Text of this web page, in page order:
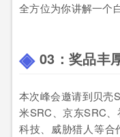
全方位为你讲解一个
03： 奖品丰
本次峰会邀请到贝壳
米SRC、京东SRC
科技、威胁猎人等合